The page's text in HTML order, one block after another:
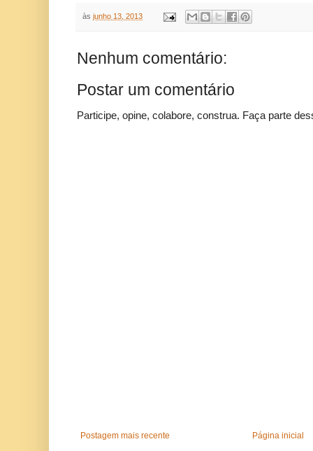
às junho 13, 2013
Nenhum comentário:
Postar um comentário
Participe, opine, colabore, construa. Faça parte
Postagem mais recente Página inicial